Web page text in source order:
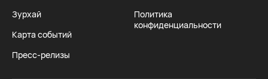
Зурхай
Карта событий
Пресс-релизы
Политика
конфиденциальности